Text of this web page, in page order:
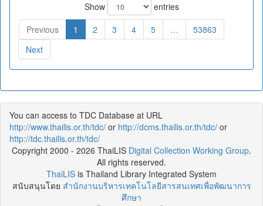
Show
entries
Previous
1 2 3 4 5 …
53863
Next
You can access to TDC Database at URL
http://www.thailis.or.th/tdc/ or http://dcms.thailis.or.th/tdc/ or
http://tdc.thailis.or.th/tdc/
Copyright 2000 - 2026 ThaiLIS Digital Collection Working Group.
All rights reserved.
ThaiLIS is Thailand Library Integrated System
สนับสนุนโดย สำนักงานบริหารเทคโนโลยีสารสนเทศเพื่อพัฒนาการ
ศึกษา